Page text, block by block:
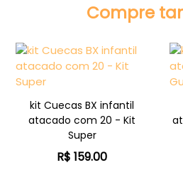
Compre
kit Cuecas BX infantil
atacado com 20 - Kit
Super
R$ 159.00